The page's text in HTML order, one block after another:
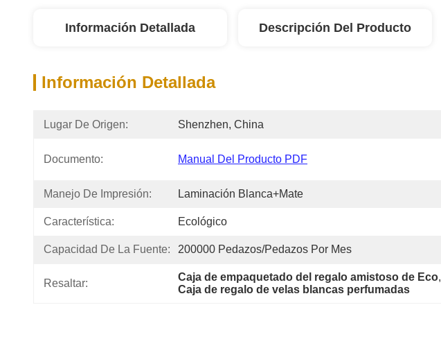
Información Detallada Descripción Del Producto
Información Detallada
Lugar De Origen: Shenzhen, China
Documento: Manual Del Producto PDF
Manejo De Impresión: Laminación Blanca+mate
Característica: Ecológico
Capacidad De La Fuente: 200000 Pedazos/pedazos Por Mes
Resaltar:
Caja de empaquetado del regalo amistoso de Eco,
Caja de regalo de velas blancas perfumadas